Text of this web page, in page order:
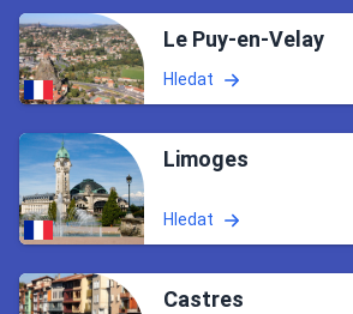
Le Puy-en-Velay
Hledat
Limoges
Hledat
Castres